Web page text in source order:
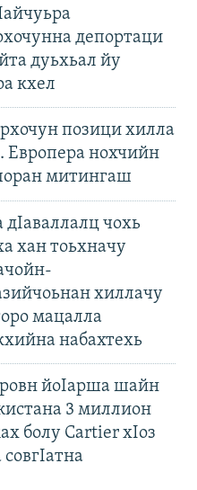
депортаци
дуьхьал йу
кхел
позици хилла
Европера нохчийн
митингаш
дIаваллалц чохь
хан тоьхначу
хиллачу
мацалла
набахтехь
йоIарша шайн
3 миллион
болу Cartier хIоз
совгIатна